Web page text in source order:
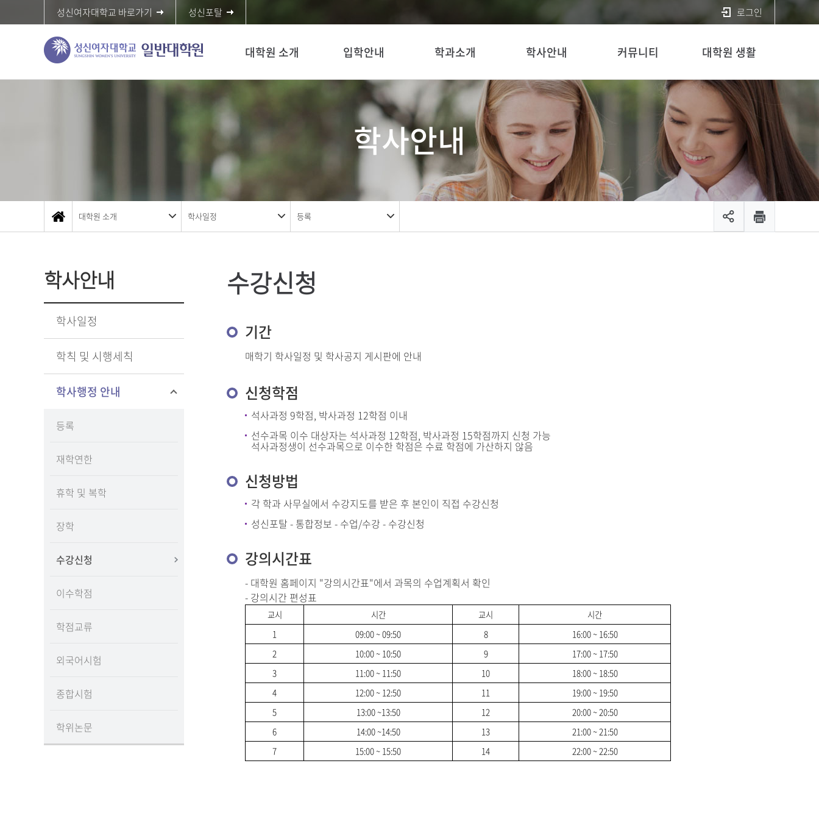
성신여자대학교 바로가기 성신포탈 로그인
대학원 소개 입학안내 학과소개 학사안내 커뮤니티 대학원 생활
학사안내
대학원 소개 학사일정 등록
학사안내
학사일정
학칙 및 시행세칙
학사행정 안내
등록
재학연한
휴학 및 복학
장학
수강신청
이수학점
학점교류
외국어시험
종합시험
학위논문
수강신청
기간
매학기 학사일정 및 학사공지 게시판에 안내
신청학점
석사과정 9학점, 박사과정 12학점 이내
선수과목 이수 대상자는 석사과정 12학점, 박사과정 15학점까지 신청 가능
석사과정생이 선수과목으로 이수한 학점은 수료 학점에 가산하지 않음
신청방법
각 학과 사무실에서 수강지도를 받은 후 본인이 직접 수강신청
성신포탈 - 통합정보 - 수업/수강 - 수강신청
강의시간표
- 대학원 홈페이지 "강의시간표"에서 과목의 수업계획서 확인
- 강의시간 편성표
교시 시간 교시
시간
1
09:00 ~ 09:50 8
16:00 ~ 16:50
2
10:00 ~ 10:50 9
17:00 ~ 17:50
3
11:00 ~ 11:50 10
18:00 ~ 18:50
4
12:00 ~ 12:50 11
19:00 ~ 19:50
5
13:00 ~13:50 12
20:00 ~ 20:50
6
14:00 ~14:50 13
21:00 ~ 21:50
7
15:00 ~ 15:50 14 22:00 ~ 22:50